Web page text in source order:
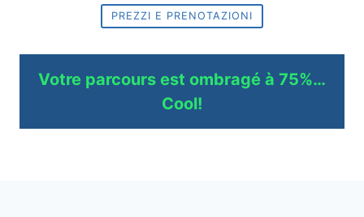
PREZZI E PRENOTAZIONI
Votre parcours est ombragé à 75%…
Cool!